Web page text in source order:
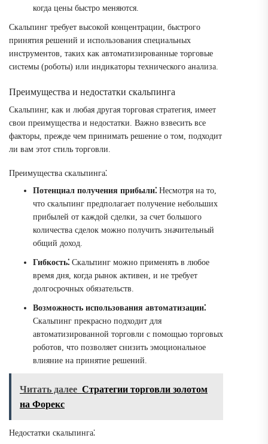
когда цены быстро меняются.
Скальпинг требует высокой концентрации, быстрого
принятия решений и использования специальных
инструментов, таких как автоматизированные торговые
системы (роботы) или индикаторы технического анализа.
Преимущества и недостатки скальпинга
Скальпинг, как и любая другая торговая стратегия, имеет
свои преимущества и недостатки. Важно взвесить все
факторы, прежде чем принимать решение о том, подходит
ли вам этот стиль торговли.
Преимущества скальпинга⁚
Потенциал получения прибыли⁚ Несмотря на то,
что скальпинг предполагает получение небольших
прибылей от каждой сделки, за счет большого
количества сделок можно получить значительный
общий доход.
Гибкость⁚ Скальпинг можно применять в любое
время дня, когда рынок активен, и не требует
долгосрочных обязательств.
Возможность использования автоматизации⁚
Скальпинг прекрасно подходит для
автоматизированной торговли с помощью торговых
роботов, что позволяет снизить эмоциональное
влияние на принятие решений.
Читать далее Стратегии торговли золотом
на Форекс
Недостатки скальпинга⁚